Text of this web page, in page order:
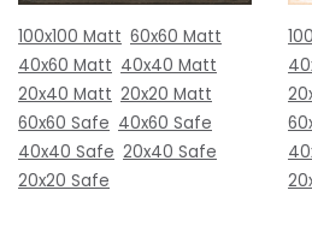
100x100 Matt 60x60 Matt
40x60 Matt 40x40 Matt
20x40 Matt 20x20 Matt
60x60 Safe 40x60 Safe
40x40 Safe 20x40 Safe
20x20 Safe